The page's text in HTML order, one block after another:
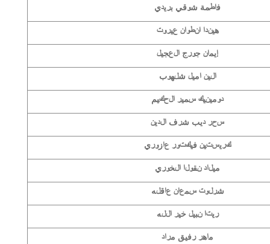
فاطمة شوقي بريدي
هيندا انطوان عيروت
إيمان جورج العجيل
الين اميل شلهوب
دومينيك سمير الحكيم
سحر ديب شرف الدين
كريستين فيكتور عازوري
ميلاد نقولا الخوري
شرلوت سمعان عاقله
ريتا نبيل خير الله
ماهر رفيق مراد